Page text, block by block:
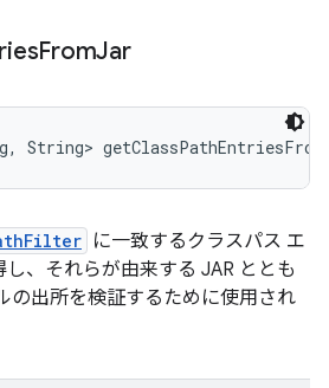
FromJar
String>
に一致するクラスパス エ
、それらが由来する JAR ととも
の出所を検証するために使用され